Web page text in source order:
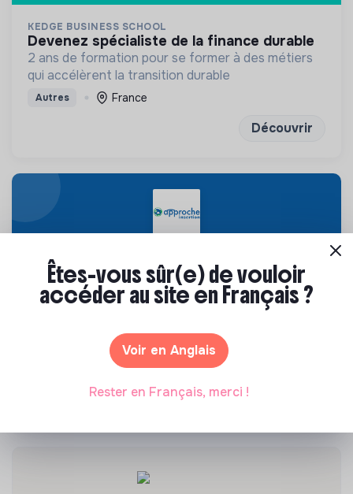
KEDGE BUSINESS SCHOOL
devenez spécialiste de la finance durable
2 ans de formation pour se former à des métiers
qui accélèrent la transition durable
Autres France
Découvrir
APPROCHE
chargé·e de mission en alternance
Lutter contre l’exclusion Participer à l’inclusion par
Proposer des objets réemployés à prix solidaires
Structure de l’ESS Alternance
Saint-Maur-des-Fossés, France
Inclusion par l'Emploi
Êtes-vous sûr(e) de vouloir
accéder au site en Français ?
Voir en Anglais
Rester en Français, merci !